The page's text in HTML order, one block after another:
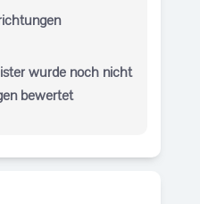
wurde noch nicht
bewertet